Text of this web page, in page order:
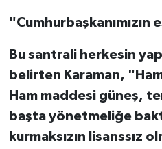
Bu santrali herkesin
belirten Karaman, "Ham
Ham maddesi güneş,
başta yönetmeliğe
kurmaksızın lisanssız